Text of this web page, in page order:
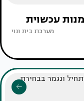
עכשוית
מערכת בית ונוי